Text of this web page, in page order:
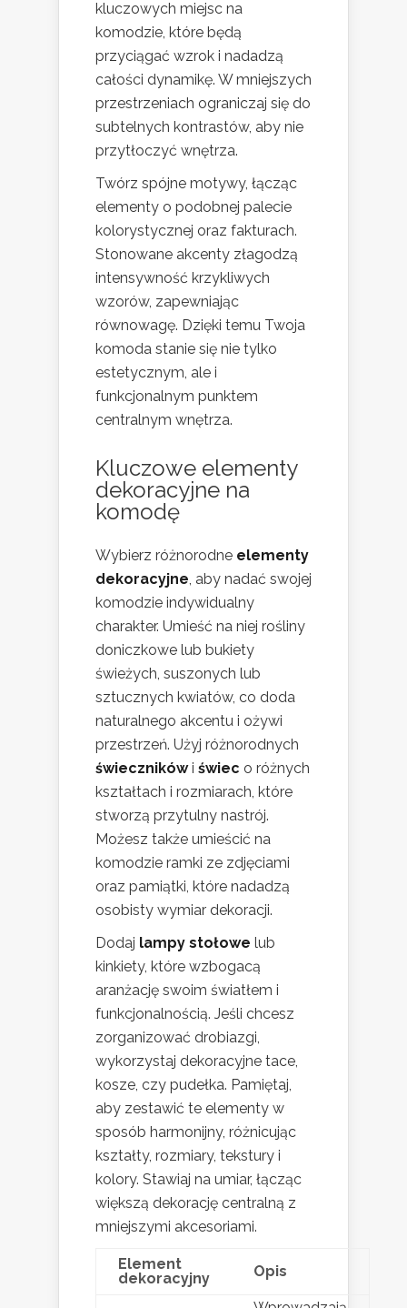
kluczowych miejsc na
komodzie, które będą
przyciągać wzrok i nadadzą
całości dynamikę. W mniejszych
przestrzeniach ograniczaj się do
subtelnych kontrastów, aby nie
przytłoczyć wnętrza.
Twórz spójne motywy, łącząc
elementy o podobnej palecie
kolorystycznej oraz fakturach.
Stonowane akcenty złagodzą
intensywność krzykliwych
wzorów, zapewniając
równowagę. Dzięki temu Twoja
komoda stanie się nie tylko
estetycznym, ale i
funkcjonalnym punktem
centralnym wnętrza.
Kluczowe elementy
dekoracyjne na
komodę
Wybierz różnorodne elementy
dekoracyjne, aby nadać swojej
komodzie indywidualny
charakter. Umieść na niej rośliny
doniczkowe lub bukiety
świeżych, suszonych lub
sztucznych kwiatów, co doda
naturalnego akcentu i ożywi
przestrzeń. Użyj różnorodnych
świecznikówi świec o różnych
kształtach i rozmiarach, które
stworzą przytulny nastrój.
Możesz także umieścić na
komodzie ramki ze zdjęciami
oraz pamiątki, które nadadzą
osobisty wymiar dekoracji.
Dodaj lampy stołowe lub
kinkiety, które wzbogacą
aranżację swoim światłem i
funkcjonalnością. Jeśli chcesz
zorganizować drobiazgi,
wykorzystaj dekoracyjne tace,
kosze, czy pudełka. Pamiętaj,
aby zestawić te elementy w
sposób harmonijny, różnicując
kształty, rozmiary, tekstury i
kolory. Stawiaj na umiar, łącząc
większą dekorację centralną z
mniejszymi akcesoriami.
Element
dekoracyjny
Opis